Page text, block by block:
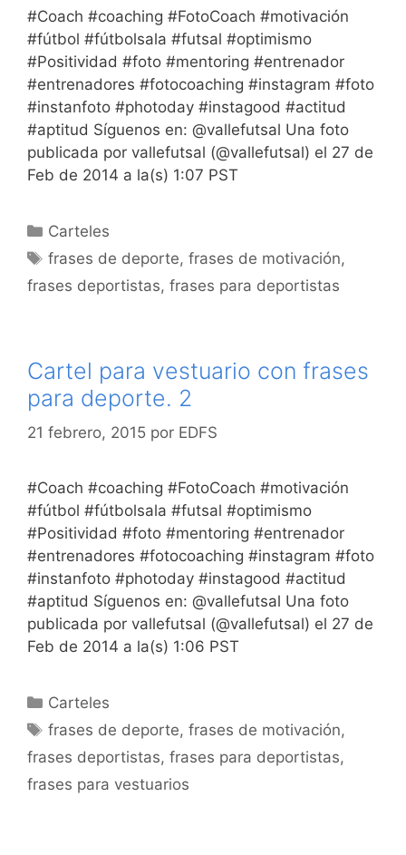
#Coach #coaching #FotoCoach #motivación
#fútbol #fútbolsala #futsal #optimismo
#Positividad #foto #mentoring #entrenador
#entrenadores #fotocoaching #instagram #foto
#instanfoto #photoday #instagood #actitud
#aptitud Síguenos en: @vallefutsal Una foto
publicada por vallefutsal (@vallefutsal) el 27 de
Feb de 2014 a la(s) 1:07 PST
Categorías
Carteles
Etiquetas
frases de deporte,frases de motivación,
frases deportistas, frases para deportistas
Cartel para vestuario con frases
para deporte. 2
21 febrero, 2015 por EDFS
#Coach #coaching #FotoCoach #motivación
#fútbol #fútbolsala #futsal #optimismo
#Positividad #foto #mentoring #entrenador
#entrenadores #fotocoaching #instagram #foto
#instanfoto #photoday #instagood #actitud
#aptitud Síguenos en: @vallefutsal Una foto
publicada por vallefutsal (@vallefutsal) el 27 de
Feb de 2014 a la(s) 1:06 PST
Categorías
Carteles
Etiquetas
frases de deporte,frases de motivación,
frases deportistas, frases para deportistas,
frases para vestuarios